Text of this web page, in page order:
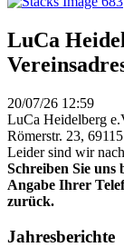
LuCa
20/07/26 12:59
LuCa Heidelberg
Römerstr. 23,
Leider sind wir
Schreiben Sie
Angabe Ihrer
zurück.
Jahresberichte